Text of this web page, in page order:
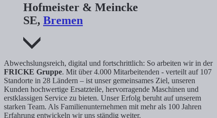
Hofmeister & Meincke
SE, Bremen
Abwechslungsreich, digital und fortschrittlich: So arbeiten wir in der
FRICKE Gruppe. Mit über 4.000 Mitarbeitenden - verteilt auf 107
Standorte in 28 Ländern – ist unser gemeinsames Ziel, unseren
Kunden hochwertige Ersatzteile, hervorragende Maschinen und
erstklassigen Service zu bieten. Unser Erfolg beruht auf unserem
starken Team. Als Familienunternehmen mit mehr als 100 Jahren
Erfahrung entwickeln wir uns ständig weiter.